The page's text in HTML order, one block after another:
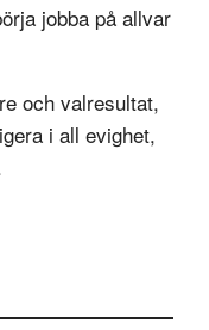
jobba på allvar
och valresultat,
i all evighet,